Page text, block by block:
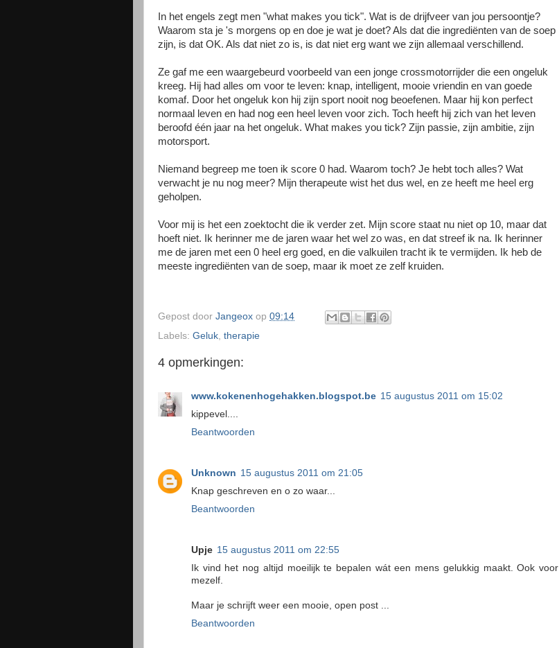
In het engels zegt men "what makes you tick". Wat is de drijfveer van jou persoontje?
Waarom sta je 's morgens op en doe je wat je doet? Als dat die ingrediënten van de soep
zijn, is dat OK. Als dat niet zo is, is dat niet erg want we zijn allemaal verschillend.
Ze gaf me een waargebeurd voorbeeld van een jonge crossmotorrijder die een ongeluk
kreeg. Hij had alles om voor te leven: knap, intelligent, mooie vriendin en van goede
komaf. Door het ongeluk kon hij zijn sport nooit nog beoefenen. Maar hij kon perfect
normaal leven en had nog een heel leven voor zich. Toch heeft hij zich van het leven
beroofd één jaar na het ongeluk. What makes you tick? Zijn passie, zijn ambitie, zijn
motorsport.
Niemand begreep me toen ik score 0 had. Waarom toch? Je hebt toch alles? Wat
verwacht je nu nog meer? Mijn therapeute wist het dus wel, en ze heeft me heel erg
geholpen.
Voor mij is het een zoektocht die ik verder zet. Mijn score staat nu niet op 10, maar dat
hoeft niet. Ik herinner me de jaren waar het wel zo was, en dat streef ik na. Ik herinner
me de jaren met een 0 heel erg goed, en die valkuilen tracht ik te vermijden. Ik heb de
meeste ingrediënten van de soep, maar ik moet ze zelf kruiden.
Gepost door Jangeox op 09:14
Labels: Geluk therapie
4 opmerkingen:
www.kokenenhogehakken.blogspot.be 15 augustus 2011 om 15:02
kippevel....
Beantwoorden
Unknown 15 augustus 2011 om 21:05
Knap geschreven en o zo waar...
Beantwoorden
Upje 15 augustus 2011 om 22:55
Ik vind het nog altijd moeilijk te bepalen wát een mens gelukkig maakt. Ook voor
mezelf.
Maar je schrijft weer een mooie, open post ...
Beantwoorden